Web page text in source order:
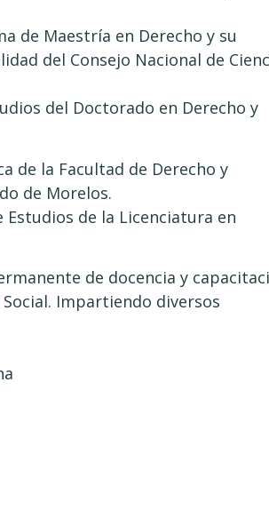
de Maestría en Derecho y su
del Consejo Nacional de
del Doctorado en Derecho y
de la Facultad de Derecho y
de Morelos.
de la Licenciatura en
de docencia y
Social. Impartiendo diversos